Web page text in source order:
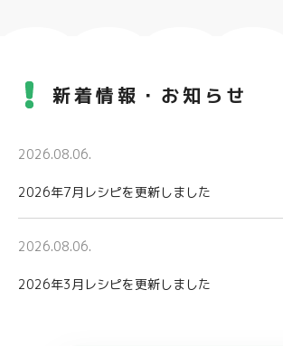
新着情報・お知らせ
2026.08.06.
2026年7月レシピを更新しました
2026.08.06.
2026年3月レシピを更新しました